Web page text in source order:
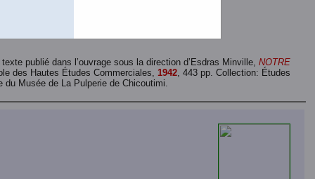
texte publié dans l’ouvrage sous la direction d’Esdras Minville, NOTRE
des Hautes Études Commerciales, 1942, 443 pp. Collection: Études
Musée de La Pulperie de Chicoutimi.